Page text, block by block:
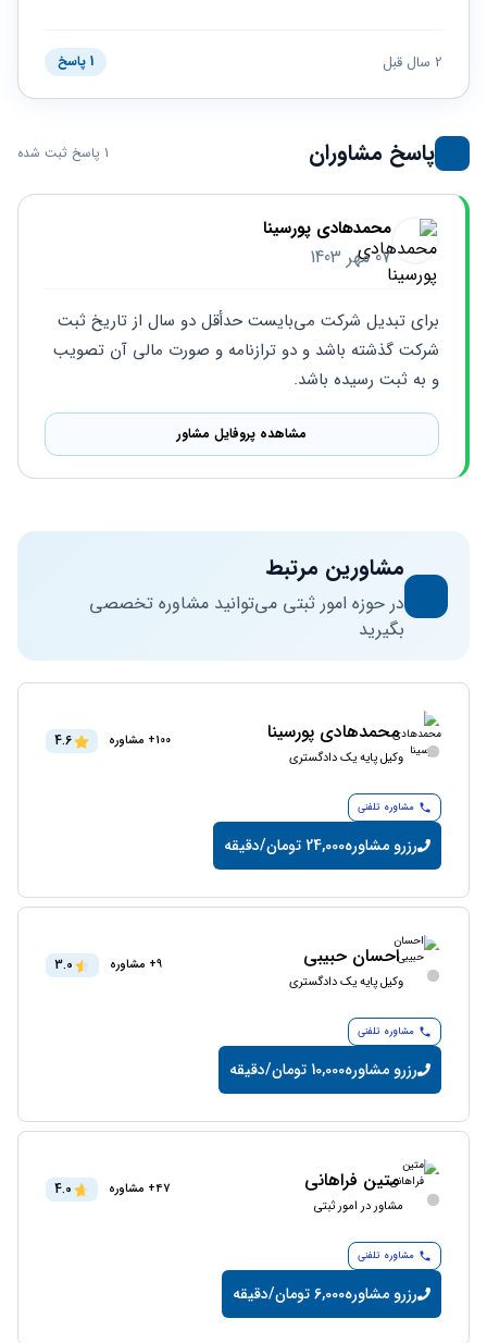
حقوقی
خانواده
حقوقی
کسب
بهینه
سایت
2 سال قبل 1 پاسخ
پاسخ مشاوران 1 پاسخ ثبت شده
محمدهادی پورسینا
07 مهر 1403
و به ثبت رسیده باشد.
مشاهده پروفایل مشاور
مشاورین مرتبط
در حوزه امور ثبتی می‌توانید مشاوره تخصصی
بگیرید
محمدهادی پورسینا
وکیل پایه یک دادگستری
100+ مشاوره 4.6
مشاوره تلفنی
رزرو مشاوره24,000 تومان/دقیقه
احسان حبیبی
وکیل پایه یک دادگستری
9+ مشاوره 3.0
مشاوره تلفنی
رزرو مشاوره10,000 تومان/دقیقه
متین فراهانی
مشاور در امور ثبتی
47+ مشاوره 4.0
مشاوره تلفنی
رزرو مشاوره6,000 تومان/دقیقه